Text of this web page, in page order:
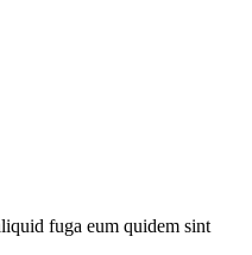
fuga eum quidem sint